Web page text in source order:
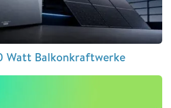
Watt Balkonkraftwerke